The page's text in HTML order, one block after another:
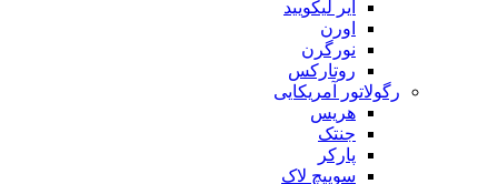
ایر لیکویید
اورن
نورگرن
روتارکس
رگولاتور آمریکایی
هریس
جنتک
پارکر
سوییچ لاک